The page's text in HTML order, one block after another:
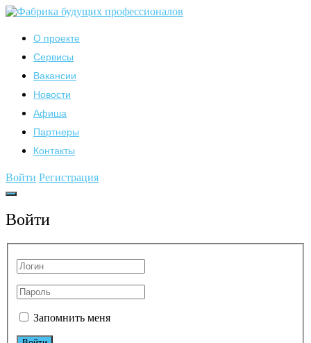
О проекте
Сервисы
Вакансии
Новости
Афиша
Партнеры
Контакты
Войти Регистрация
Войти
Запомнить меня